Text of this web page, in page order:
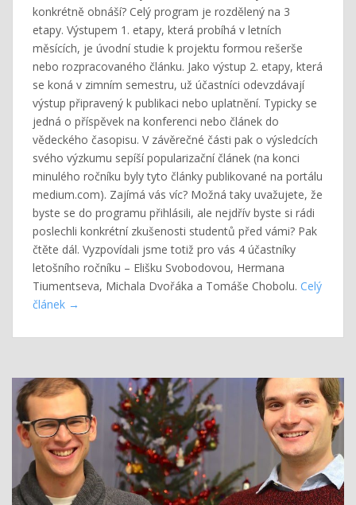
konkrétně obnáší? Celý program je rozdělený na 3
etapy. Výstupem 1. etapy, která probíhá v letních
měsících, je úvodní studie k projektu formou rešerše
nebo rozpracovaného článku. Jako výstup 2. etapy, která
se koná v zimním semestru, už účastníci odevzdávají
výstup připravený k publikaci nebo uplatnění. Typicky se
jedná o příspěvek na konferenci nebo článek do
vědeckého časopisu. V závěrečné části pak o výsledcích
svého výzkumu sepíší popularizační článek (na konci
minulého ročníku byly tyto články publikované na portálu
medium.com). Zajímá vás víc? Možná taky uvažujete, že
byste se do programu přihlásili, ale nejdřív byste si rádi
poslechli konkrétní zkušenosti studentů před vámi? Pak
čtěte dál. Vyzpovídali jsme totiž pro vás 4 účastníky
letošního ročníku – Elišku Svobodovou, Hermana
Tiumentseva, Michala Dvořáka a Tomáše Chobolu. Celý
článek